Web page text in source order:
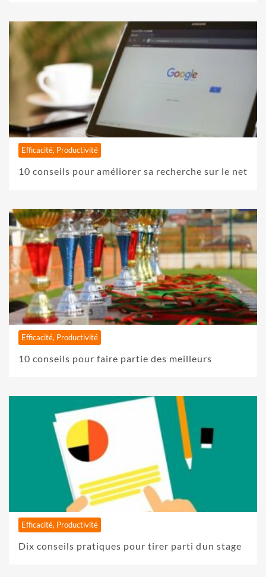
Efficacité, Productivité
10 conseils pour améliorer sa recherche sur le net
Efficacité, Productivité
10 conseils pour faire partie des meilleurs
Efficacité, Productivité
Dix conseils pratiques pour tirer parti dun stage